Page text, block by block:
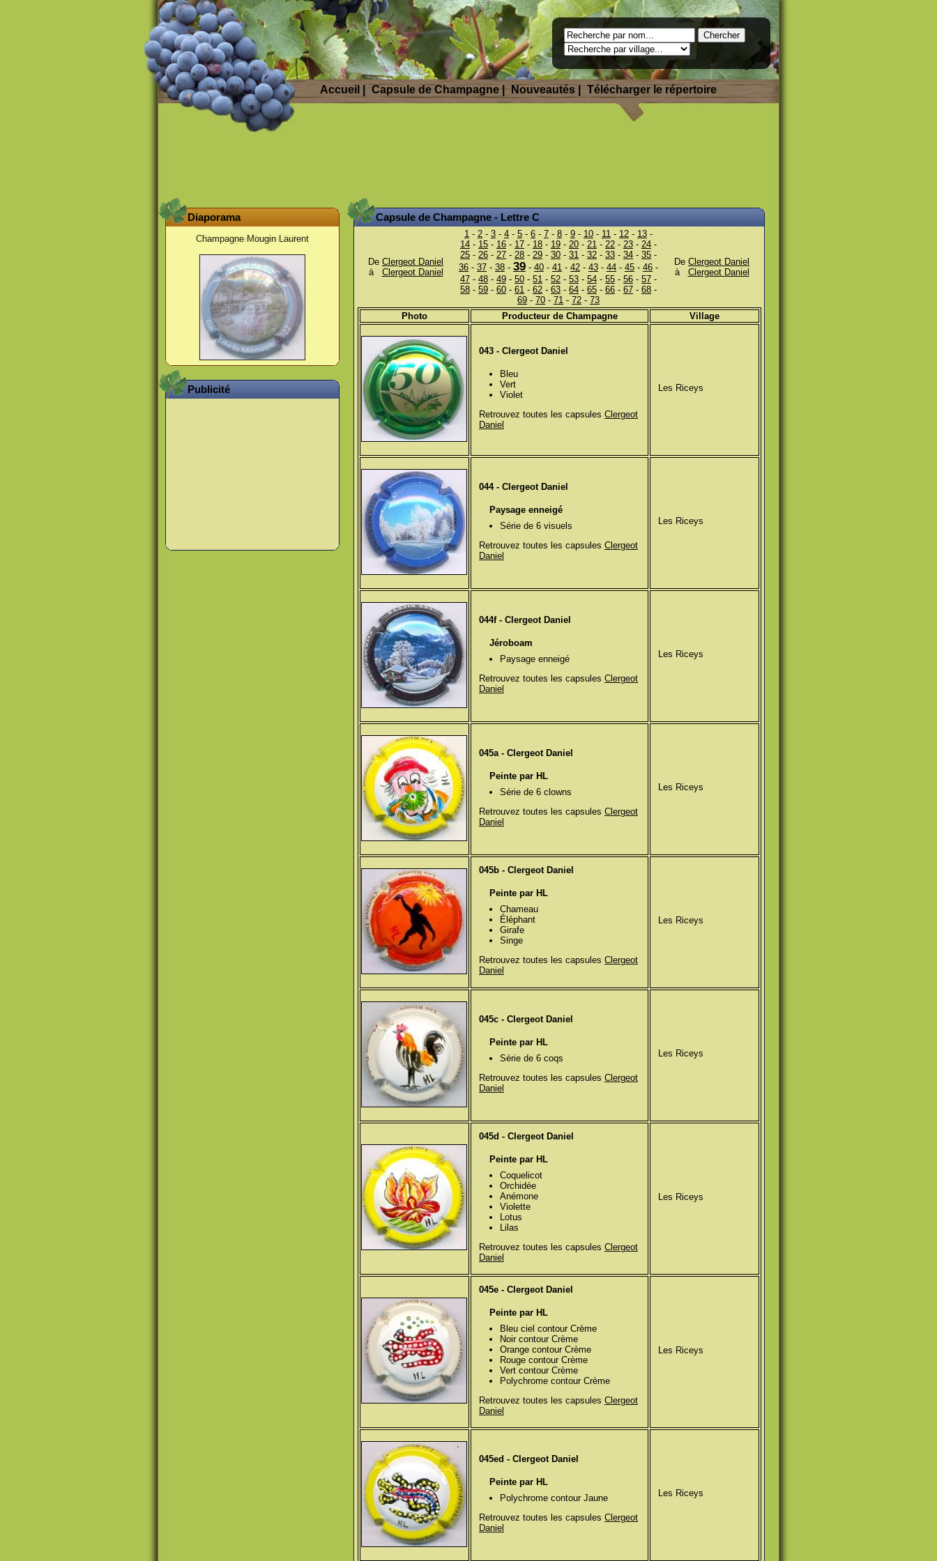
Accueil Capsule de Champagne | Nouveautés Télécharger le répertoire
Diaporama
Champagne Mougin Laurent
Publicité
Capsule de Champagne - Lettre C
De Clergeot Daniel
à Clergeot Daniel
1 - 2 - 3 - 4 - 5 - 6 - 7 - 8 - 9 - 10 - 11 - 12 - 13 -
14 - 15 - 16 - 17 - 18 - 19 - 20 - 21 - 22 - 23 - 24 -
25 - 26 - 27 - 28 - 29 - 30 - 31 - 32 - 33 - 34 - 35 -
36 - 37 - 38 - 39 - 40 - 41 - 42 - 43 - 44 - 45 - 46 -
47 - 48 - 49 - 50 - 51 - 52 - 53 - 54 - 55 - 56 - 57 -
58 - 59 - 60 - 61 - 62 - 63 - 64 - 65 - 66 - 67 - 68 -
69 - 70 - 71 - 72 - 73
De Clergeot Daniel
à Clergeot Daniel
Photo Producteur de Champagne Village
043 - Clergeot Daniel
Bleu
Vert
Violet
Retrouvez toutes les capsules Clergeot
Daniel
Les Riceys
044 - Clergeot Daniel
Paysage enneigé
Série de 6 visuels
Retrouvez toutes les capsules Clergeot
Daniel
Les Riceys
044f - Clergeot Daniel
Jéroboam
Paysage enneigé
Retrouvez toutes les capsules Clergeot
Daniel
Les Riceys
045a - Clergeot Daniel
Peinte par HL
Série de 6 clowns
Retrouvez toutes les capsules Clergeot
Daniel
Les Riceys
045b - Clergeot Daniel
Peinte par HL
Chameau
Éléphant
Girafe
Singe
Retrouvez toutes les capsules Clergeot
Daniel
Les Riceys
045c - Clergeot Daniel
Peinte par HL
Série de 6 coqs
Retrouvez toutes les capsules Clergeot
Daniel
Les Riceys
045d - Clergeot Daniel
Peinte par HL
Coquelicot
Orchidée
Anémone
Violette
Lotus
Lilas
Retrouvez toutes les capsules Clergeot
Daniel
Les Riceys
045e - Clergeot Daniel
Peinte par HL
Bleu ciel contour Crème
Noir contour Crème
Orange contour Crème
Rouge contour Crème
Vert contour Crème
Polychrome contour Crème
Retrouvez toutes les capsules Clergeot
Daniel
Les Riceys
045ed - Clergeot Daniel
Peinte par HL
Polychrome contour Jaune
Retrouvez toutes les capsules Clergeot
Daniel
Les Riceys